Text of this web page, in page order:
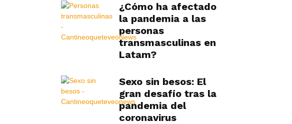
¿Cómo ha afectado
la pandemia a las
personas
transmasculinas en
Latam?
Sexo sin besos: El
gran desafío tras la
pandemia del
coronavirus